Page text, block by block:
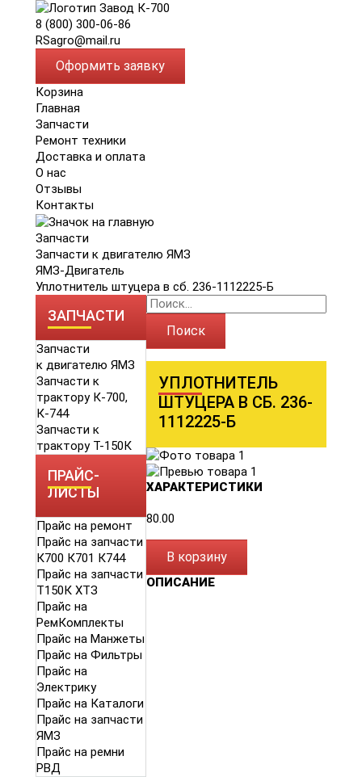
8 (800) 300-06-86
RSagro@mail.ru
Оформить заявку
Корзина
Главная
Запчасти
Ремонт техники
Доставка и оплата
О нас
Отзывы
Контакты
Запчасти
Запчасти к двигателю ЯМЗ
ЯМЗ-Двигатель
Уплотнитель штуцера в сб. 236-1112225-Б
ЗАПЧАСТИ
Запчасти
к двигателю ЯМЗ
Запчасти к
трактору К-700,
К-744
Запчасти к
трактору Т-150К
ПРАЙС-
ЛИСТЫ
Прайс на ремонт
Прайс на запчасти
К700 К701 К744
Прайс на запчасти
Т150К ХТЗ
Прайс на
РемКомплекты
Прайс на Манжеты
Прайс на Фильтры
Прайс на
Электрику
Прайс на Каталоги
Прайс на запчасти
ЯМЗ
Прайс на ремни
РВД
Поиск
УПЛОТНИТЕЛЬ
ШТУЦЕРА В СБ. 236-
1112225-Б
ХАРАКТЕРИСТИКИ
80.00
В корзину
ОПИСАНИЕ